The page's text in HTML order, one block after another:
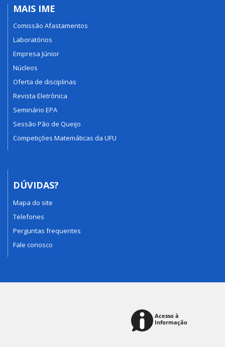
MAIS IME
Comissão Afastamentos
Laboratórios
Empresa Júnior
Núcleos
Oferta de disciplinas
Revista Eletrônica
Seminário EPA
Sessão Pão de Queijo
Competições Matemáticas da UFU
DÚVIDAS?
Mapa do site
Telefones
Perguntas frequentes
Fale conosco